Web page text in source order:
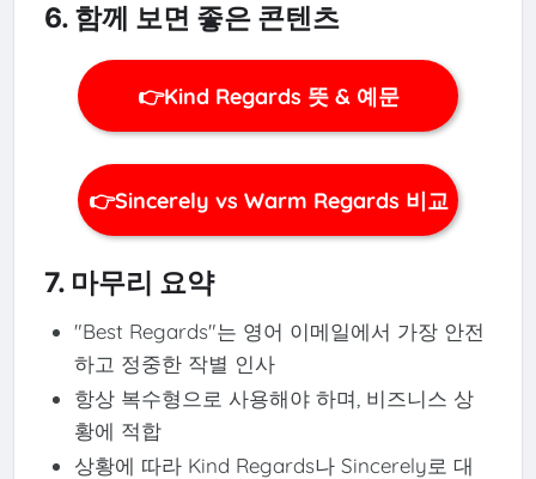
6. 함께 보면 좋은 콘텐츠
👉Kind Regards 뜻 & 예문
👉Sincerely vs Warm Regards 비교
7. 마무리 요약
"Best Regards"는 영어 이메일에서 가장 안전
하고 정중한 작별 인사
항상 복수형으로 사용해야 하며, 비즈니스 상
황에 적합
상황에 따라 Kind Regards나 Sincerely로 대